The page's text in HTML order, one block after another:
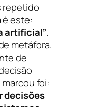
repetido
é este:
artificial”.
metáfora.
de
foi:
decisões